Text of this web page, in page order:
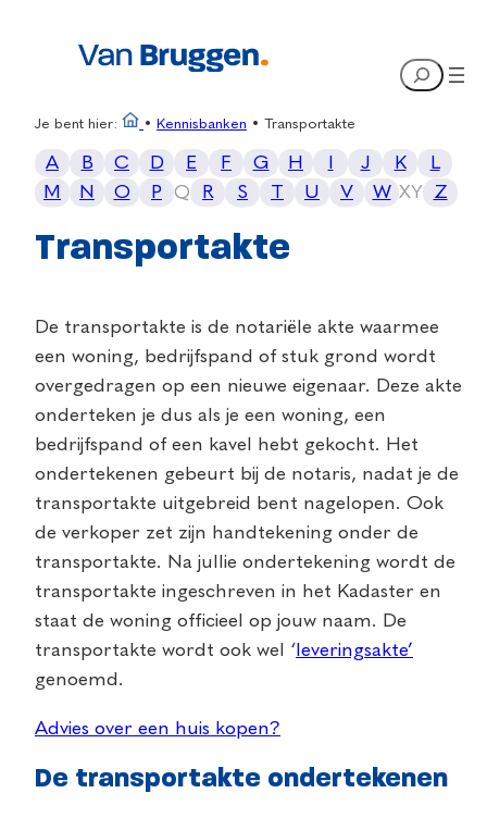
Search
Je bent hier: • Kennisbanken • Transportakte
A B C D E F G H J K
L
M
N O P Q R S T U V W XY Z
Transportakte
De transportakte is de notariële akte waarmee
een woning, bedrijfspand of stuk grond wordt
overgedragen op een nieuwe eigenaar. Deze akte
onderteken je dus als je een woning, een
bedrijfspand of een kavel hebt gekocht. Het
ondertekenen gebeurt bij de notaris, nadat je de
transportakte uitgebreid bent nagelopen. Ook
de verkoper zet zijn handtekening onder de
transportakte. Na jullie ondertekening wordt de
transportakte ingeschreven in het Kadaster en
staat de woning officieel op jouw naam. De
transportakte wordt ook wel ‘ leveringsakte’
genoemd.
Advies over een huis kopen?
De transportakte ondertekenen